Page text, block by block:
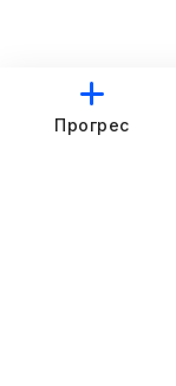
©
Прогрес